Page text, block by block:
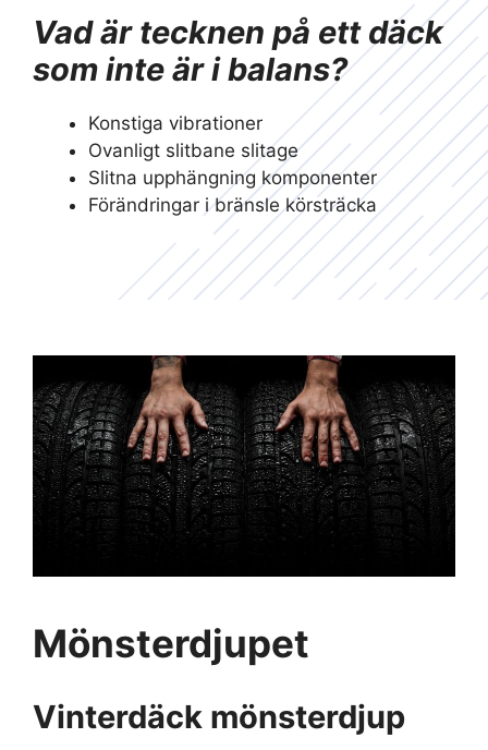
Vad är tecknen på ett däck
som inte är i balans?
Konstiga vibrationer
Ovanligt slitbane slitage
Slitna upphängning komponenter
Förändringar i bränsle körsträcka
Mönsterdjupet
Vinterdäck mönsterdjup